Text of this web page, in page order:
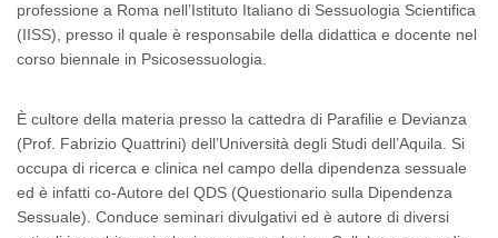
professione a Roma nell’Istituto Italiano di Sessuologia Scientifica
(IISS), presso il quale è responsabile della didattica e docente nel
corso biennale in Psicosessuologia.
È cultore della materia presso la cattedra di Parafilie e Devianza
(Prof. Fabrizio Quattrini) dell’Università degli Studi dell’Aquila. Si
occupa di ricerca e clinica nel campo della dipendenza sessuale
ed è infatti co-Autore del QDS (Questionario sulla Dipendenza
Sessuale). Conduce seminari divulgativi ed è autore di diversi